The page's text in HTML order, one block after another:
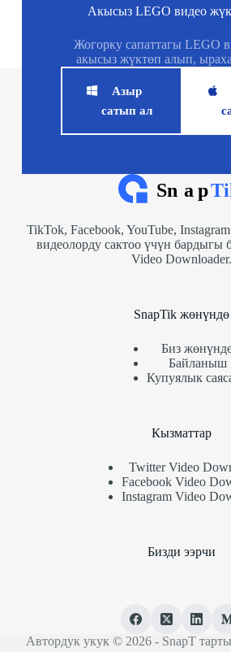
Акысыз LEGO видео
Жогорку сапаттагы LEGO
акысыз жүктөп алып,
Азыр
сатып ал
TikTok, Facebook, YouTube,
видеолорду сактоо үчүн бардыгы
Video Downloader.
SnapTik жөнүндө
Биз
Байланыш
Купуялык
Кызматтар
Twitter Video
Facebook Video
Instagram Video
Бизди ээрчи
Автордук укук © 2026 - SnapT